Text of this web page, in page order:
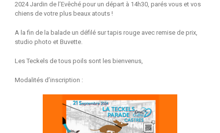
2024 Jardin de l’Evêché pour un départ à 14h30, parés vous et vos
chiens de votre plus beaux atouts !
A la fin de la balade un défilé sur tapis rouge avec remise de prix,
studio photo et Buvette.
Les Teckels de tous poils sont les bienvenus,
Modalités d’inscription :